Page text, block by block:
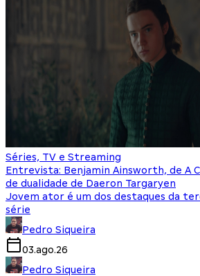
Séries, TV e Streaming
Entrevista: Benjamin Ainsworth, de A
de dualidade de Daeron Targaryen
Jovem ator é um dos destaques da
série
Pedro Siqueira
03.ago.26
Pedro Siqueira